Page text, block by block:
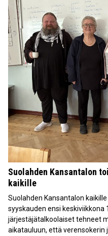
Suolahden Kansantalon
kaikille
Suolahden Kansantalon
syyskauden ensi
järjestäjätalkoolaiset tehneet
aikatauluun, että